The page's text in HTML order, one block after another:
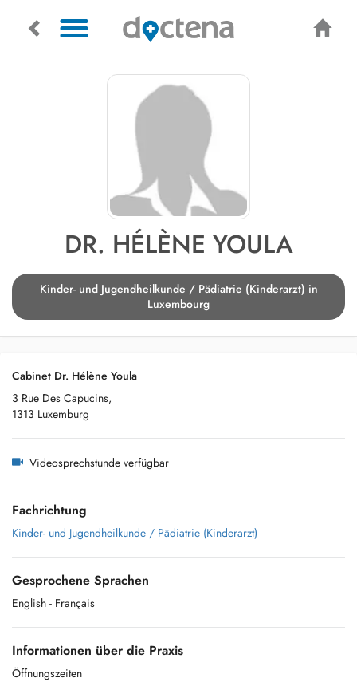
DR. HÉLÈNE YOULA
Kinder- und Jugendheilkunde / Pädiatrie (Kinderarzt) in
Luxembourg
Cabinet Dr. Hélène Youla
3 Rue Des Capucins,
1313 Luxemburg
Videosprechstunde verfügbar
Fachrichtung
Kinder- und Jugendheilkunde / Pädiatrie (Kinderarzt)
Gesprochene Sprachen
English - Français
Informationen über die Praxis
Öffnungszeiten